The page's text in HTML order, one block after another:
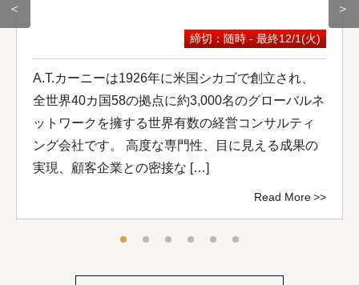
＜
締切：随時 - 最終12/1(火)
A.T.カーニーは1926年に米国シカゴで創立され、
全世界40カ国58の拠点に約3,000名のグローバルネ
ットワークを擁する世界有数の経営コンサルティ
ング会社です。 高度な専門性、目に見える成果の
実現、顧客企業との密接な […]
Read More
＞